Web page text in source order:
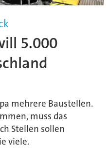
5.000
mehrere Baustellen.
muss das
Stellen sollen
viele.